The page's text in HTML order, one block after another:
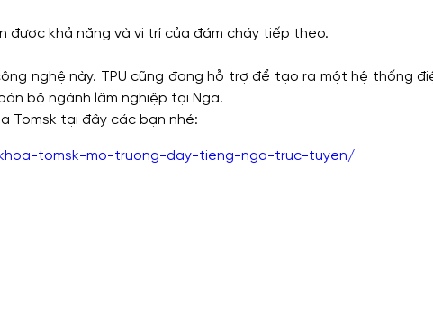
được khả năng và vị trí của đám cháy tiếp theo.
nghệ này. TPU cũng đang hỗ trợ để tạo ra một hệ thống
bộ ngành lâm nghiệp tại Nga.
Tomsk tại đây các bạn nhé:
tomsk-mo-truong-day-tieng-nga-truc-tuyen/